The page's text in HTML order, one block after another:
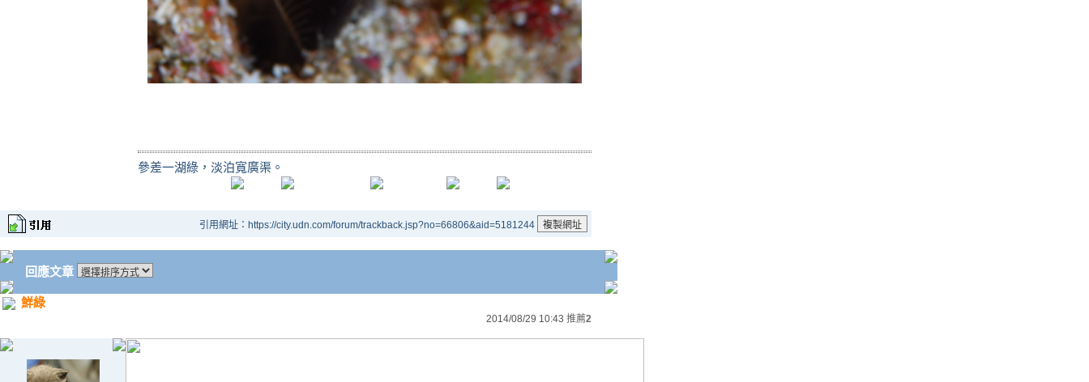
參差一湖綠，淡泊寬廣渠。
引用網址：https://city.udn.com/forum/trackback.jsp?no=66806&aid=5181244
回應文章
鮮綠
2014/08/29 10:43 推薦2